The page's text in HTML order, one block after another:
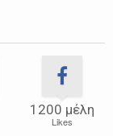
1200 μέλη
Likes